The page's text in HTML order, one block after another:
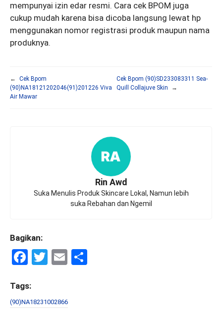
mempunyai izin edar resmi. Cara cek BPOM juga
cukup mudah karena bisa dicoba langsung lewat hp
menggunakan nomor registrasi produk maupun nama
produknya.
←
Cek Bpom
(90)NA18121202046(91)201226 Viva
Air Mawar
Cek Bpom (90)SD233083311 Sea-
Quill Collajuve Skin
→
Rin Awd
Suka Menulis Produk Skincare Lokal, Namun lebih
suka Rebahan dan Ngemil
Bagikan:
F
ce
b
T
er
E
Tags:
(90)NA18231002866